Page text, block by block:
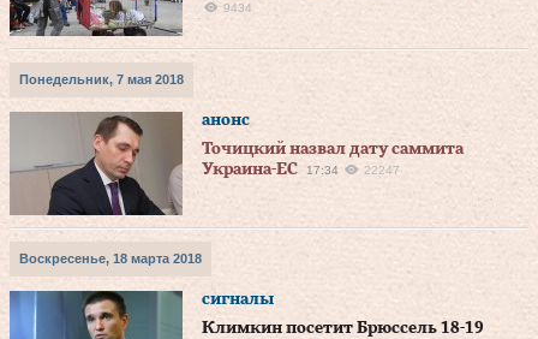
9434
Понедельник, 7 мая 2018
анонс
Точицкий назвал дату саммита
Украина-ЕС
17:34 22247
Воскресенье, 18 марта 2018
сигналы
Климкин посетит Брюссель 18-19